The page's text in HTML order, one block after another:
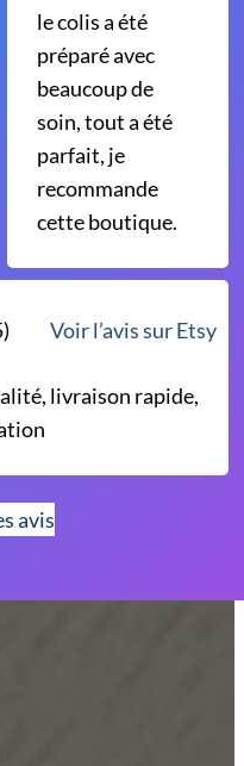
le colis a été
préparé avec
beaucoup de
soin, tout a été
parfait, je
recommande
cette boutique.
Voir l’avis sur Etsy
livraison rapide,
avis